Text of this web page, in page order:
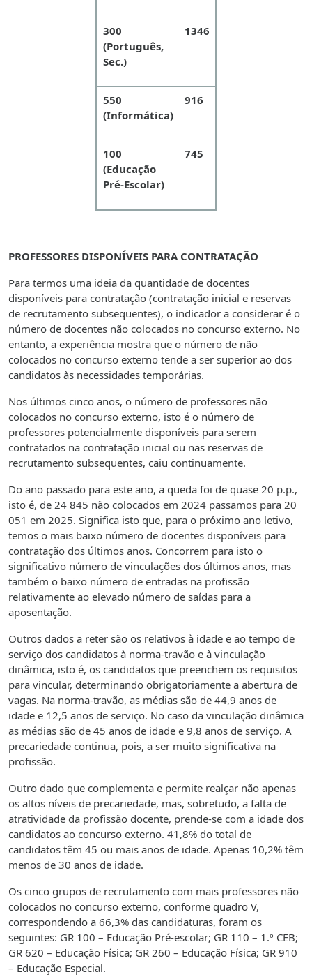
300
(Português,
Sec.)
1346
550
(Informática)
916
100
(Educação
Pré-Escolar)
745
PROFESSORES DISPONÍVEIS PARA CONTRATAÇÃO
Para termos uma ideia da quantidade de docentes
disponíveis para contratação (contratação inicial e reservas
de recrutamento subsequentes), o indicador a considerar é o
número de docentes não colocados no concurso externo. No
entanto, a experiência mostra que o número de não
colocados no concurso externo tende a ser superior ao dos
candidatos às necessidades temporárias.
Nos últimos cinco anos, o número de professores não
colocados no concurso externo, isto é o número de
professores potencialmente disponíveis para serem
contratados na contratação inicial ou nas reservas de
recrutamento subsequentes, caiu continuamente.
Do ano passado para este ano, a queda foi de quase 20 p.p.,
isto é, de 24 845 não colocados em 2024 passamos para 20
051 em 2025. Significa isto que, para o próximo ano letivo,
temos o mais baixo número de docentes disponíveis para
contratação dos últimos anos. Concorrem para isto o
significativo número de vinculações dos últimos anos, mas
também o baixo número de entradas na profissão
relativamente ao elevado número de saídas para a
aposentação.
Outros dados a reter são os relativos à idade e ao tempo de
serviço dos candidatos à norma-travão e à vinculação
dinâmica, isto é, os candidatos que preenchem os requisitos
para vincular, determinando obrigatoriamente a abertura de
vagas. Na norma-travão, as médias são de 44,9 anos de
idade e 12,5 anos de serviço. No caso da vinculação dinâmica
as médias são de 45 anos de idade e 9,8 anos de serviço. A
precariedade continua, pois, a ser muito significativa na
profissão.
Outro dado que complementa e permite realçar não apenas
os altos níveis de precariedade, mas, sobretudo, a falta de
atratividade da profissão docente, prende-se com a idade dos
candidatos ao concurso externo. 41,8% do total de
candidatos têm 45 ou mais anos de idade. Apenas 10,2% têm
menos de 30 anos de idade.
Os cinco grupos de recrutamento com mais professores não
colocados no concurso externo, conforme quadro V,
correspondendo a 66,3% das candidaturas, foram os
seguintes: GR 100 – Educação Pré-escolar; GR 110 – 1.º CEB;
GR 620 – Educação Física; GR 260 – Educação Física; GR 910
– Educação Especial.